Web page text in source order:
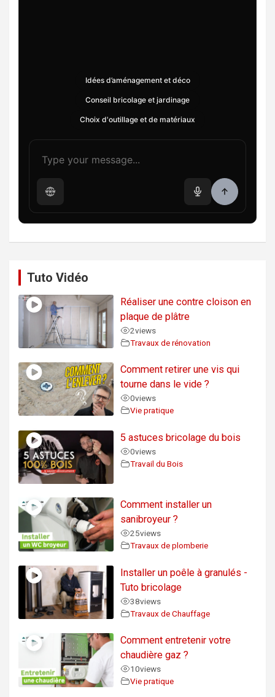
Idées d’aménagement et déco
Conseil bricolage et jardinage
Choix d'outillage et de matériaux
Tuto Vidéo
Réaliser une contre cloison en
plaque de plâtre
2views
Travaux de rénovation
Comment retirer une vis qui
tourne dans le vide ?
0views
Vie pratique
5 astuces bricolage du bois
0views
Travail du Bois
Comment installer un
sanibroyeur ?
25views
Travaux de plomberie
Installer un poêle à granulés -
Tuto bricolage
38views
Travaux de Chauffage
Comment entretenir votre
chaudière gaz ?
10views
Vie pratique